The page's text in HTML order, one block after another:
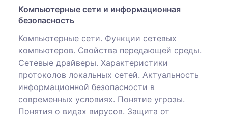
Компьютерные сети и информационная
безопасность
Компьютерные сети. Функции сетевых
компьютеpов. Свойства передающей среды.
Сетевые дpайвеpы. Характеристики
протоколов локальных сетей. Актуальность
информационной безопасности в
современных условиях. Понятие угрозы.
Понятия о видах вирусов. Защита от